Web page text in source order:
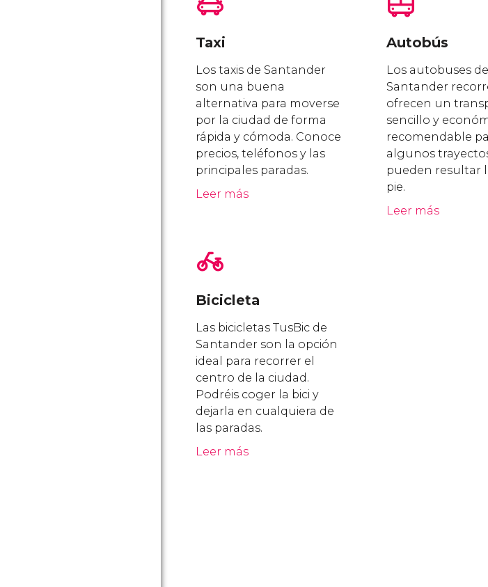
Taxi
Los taxis de Santander
son una buena
alternativa para moverse
por la ciudad de forma
rápida y cómoda. Conoce
precios, teléfonos y las
principales paradas.
Leer más
Autobús
Los autobuses de
Santander
ofrecen un
sencillo y
recomendable
algunos
pueden resultar
pie.
Leer más
Bicicleta
Las bicicletas TusBic de
Santander son la opción
ideal para recorrer el
centro de la ciudad.
Podréis coger la bici y
dejarla en cualquiera de
las paradas.
Leer más